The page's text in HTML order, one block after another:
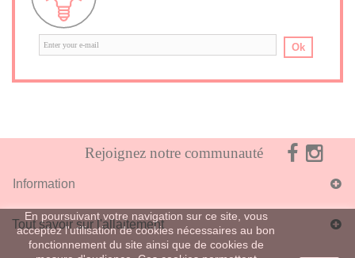
En poursuivant votre navigation sur ce site, vous
acceptez l'utilisation de cookies nécessaires au bon
fonctionnement du site ainsi que de cookies de
Ok
Rejoignez notre communauté
Information
Tout savoir sur l'allaitement